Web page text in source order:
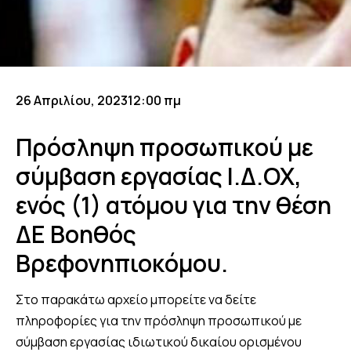
26 Απριλίου, 202312:00 πμ
Πρόσληψη προσωπικού με
σύμβαση εργασίας Ι.Δ.ΟΧ,
ενός (1) ατόμου για την θέση
ΔΕ Βοηθός
Βρεφονηπιοκόμου.
Στο παρακάτω αρχείο μπορείτε να δείτε
πληροφορίες για την πρόσληψη προσωπικού με
σύμβαση εργασίας ιδιωτικού δικαίου ορισμένου